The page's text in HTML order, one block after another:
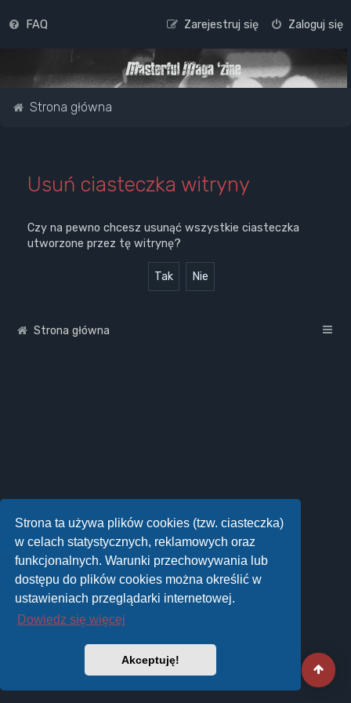
Strona ta używa plików cookies (tzw. ciasteczka)
w celach statystycznych, reklamowych oraz
funkcjonalnych. Warunki przechowywania lub
dostępu do plików cookies można określić w
ustawieniach przeglądarki internetowej.
Dowiedz się więcej
Akceptuję!
FAQ Zaloguj się
Zarejestruj się
Strona główna
Usuń ciasteczka witryny
Czy na pewno chcesz usunąć wszystkie ciasteczka
utworzone przez tę witrynę?
Strona główna